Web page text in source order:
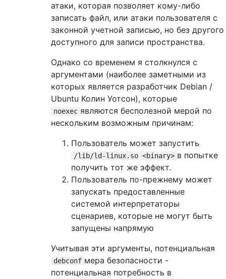
атаки, которая позволяет кому-либо
записать файл, или атаки пользователя с
законной учетной записью, но без другого
доступного для записи пространства.
Однако со временем я столкнулся с
аргументами (наиболее заметными из
которых является разработчик Debian /
Ubuntu Колин Уотсон), которые
noexec являются бесполезной мерой по
нескольким возможным причинам:
Пользователь может запустить
/lib/ld-linux.so <binary> в попытке
получить тот же эффект.
Пользователь по-прежнему может
запускать предоставленные
системой интерпретаторы
сценариев, которые не могут быть
запущены напрямую
Учитывая эти аргументы, потенциальная
debconf мера безопасности -
потенциальная потребность в